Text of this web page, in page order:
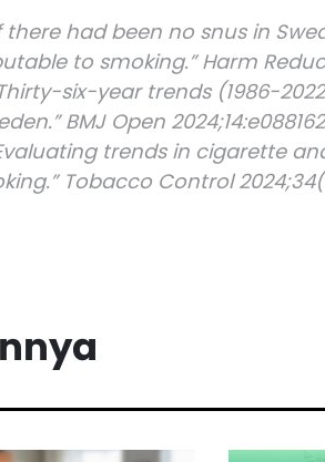
there had been no snus in
to smoking.” Harm
six-year trends (1986-
BMJ Open
trends in cigarette
Tobacco Control